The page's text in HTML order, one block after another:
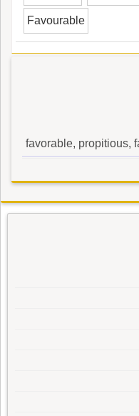
Favourable
favorable, propitious,